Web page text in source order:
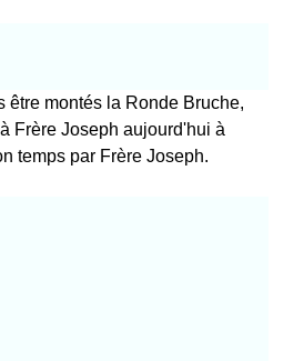
être montés la Ronde Bruche,
Frère Joseph aujourd'hui à
temps par Frère Joseph.